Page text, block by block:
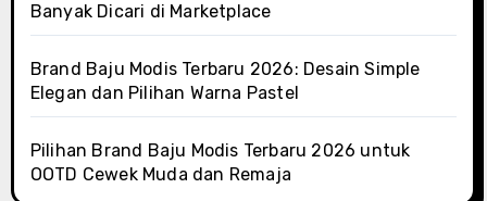
Banyak Dicari di Marketplace
Brand Baju Modis Terbaru 2026: Desain Simple
Elegan dan Pilihan Warna Pastel
Pilihan Brand Baju Modis Terbaru 2026 untuk
OOTD Cewek Muda dan Remaja